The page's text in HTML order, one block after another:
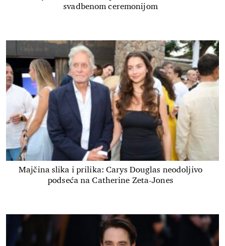
svadbenom ceremonijom
Majčina slika i prilika: Carys Douglas neodoljivo
podseća na Catherine Zeta-Jones